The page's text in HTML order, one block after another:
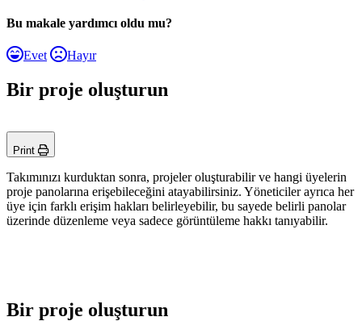
Bu makale yardımcı oldu mu?
Evet Hayır
Bir proje oluşturun
Print
Takımınızı kurduktan sonra, projeler oluşturabilir ve hangi üyelerin
proje panolarına erişebileceğini atayabilirsiniz. Yöneticiler ayrıca her
üye için farklı erişim hakları belirleyebilir, bu sayede belirli panolar
üzerinde düzenleme veya sadece görüntüleme hakkı tanıyabilir.
Bir proje oluşturun